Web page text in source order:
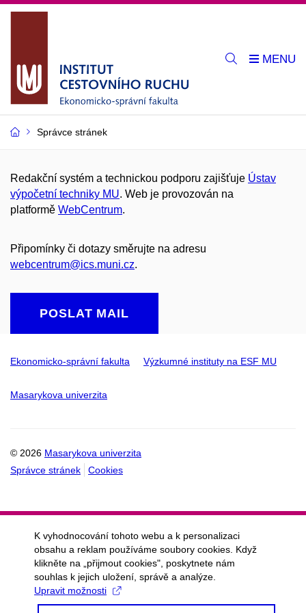
Správce stránek
Redakční systém a technickou podporu zajišťuje Ústav
výpočetní techniky MU. Web je provozován na
platformě WebCentrum.
Připomínky či dotazy směrujte na adresu
webcentrum@ics.muni.cz.
POSLAT MAIL
Ekonomicko-správní fakulta Výzkumné instituty na ESF MU
Masarykova univerzita
© 2026 Masarykova univerzita
Správce stránek
Cookies
K vyhodnocování tohoto webu a k personalizaci
obsahu a reklam používáme soubory cookies. Když
klikněte na „přijmout cookies", poskytnete nám
souhlas k jejich uložení, správě a analýze.
Upravit možnosti